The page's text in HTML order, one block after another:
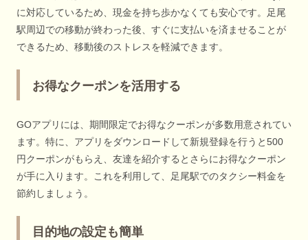
に対応しているため、現金を持ち歩かなくても安心です。足尾
駅周辺での移動が終わった後、すぐに支払いを済ませることが
できるため、移動後のストレスを軽減できます。
お得なクーポンを活用する
GOアプリには、期間限定でお得なクーポンが多数用意されてい
ます。特に、アプリをダウンロードして新規登録を行うと500
円クーポンがもらえ、友達を紹介するとさらにお得なクーポン
が手に入ります。これを利用して、足尾駅でのタクシー料金を
節約しましょう。
目的地の設定も簡単